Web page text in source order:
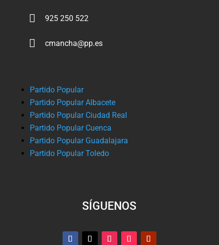
 925 250 522
 cmancha@pp.es
Partido Popular
Partido Popular Albacete
Partido Popular Ciudad Real
Partido Popular Cuenca
Partido Popular Guadalajara
Partido Popular Toledo
SÍGUENOS